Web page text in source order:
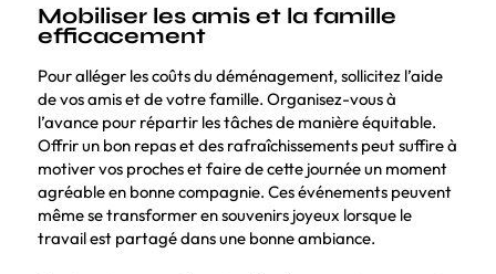
Mobiliser les amis et la famille
efficacement
Pour alléger les coûts du déménagement, sollicitez l’aide
de vos amis et de votre famille. Organisez-vous à
l’avance pour répartir les tâches de manière équitable.
Offrir un bon repas et des rafraîchissements peut suffire à
motiver vos proches et faire de cette journée un moment
agréable en bonne compagnie. Ces événements peuvent
même se transformer en souvenirs joyeux lorsque le
travail est partagé dans une bonne ambiance.